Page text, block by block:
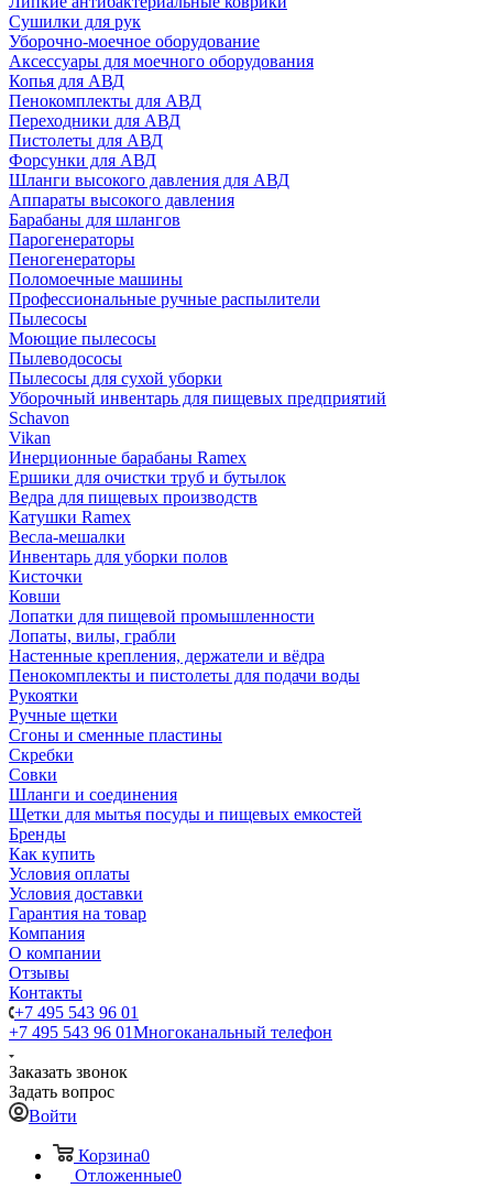
Сушилки для рук
Уборочно-моечное оборудование
Аксессуары для моечного оборудования
Копья для АВД
Пенокомплекты для АВД
Переходники для АВД
Пистолеты для АВД
Форсунки для АВД
Шланги высокого давления для АВД
Аппараты высокого давления
Барабаны для шлангов
Парогенераторы
Пеногенераторы
Поломоечные машины
Профессиональные ручные распылители
Пылесосы
Моющие пылесосы
Пылеводососы
Пылесосы для сухой уборки
Уборочный инвентарь для пищевых предприятий
Schavon
Vikan
Инерционные барабаны Ramex
Ершики для очистки труб и бутылок
Ведра для пищевых производств
Катушки Ramex
Весла-мешалки
Инвентарь для уборки полов
Кисточки
Ковши
Лопатки для пищевой промышленности
Лопаты, вилы, грабли
Настенные крепления, держатели и вёдра
Пенокомплекты и пистолеты для подачи воды
Рукоятки
Ручные щетки
Сгоны и сменные пластины
Скребки
Совки
Шланги и соединения
Щетки для мытья посуды и пищевых емкостей
Бренды
Как купить
Условия оплаты
Условия доставки
Гарантия на товар
Компания
О компании
Отзывы
Контакты
+7 495 543 96 01
+7 495 543 96 01Многоканальный телефон
Заказать звонок
Задать вопрос
Войти
Корзина0
Отложенные0